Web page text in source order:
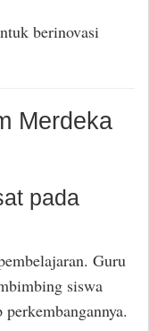
berinovasi
Merdeka
pada
Guru
siswa